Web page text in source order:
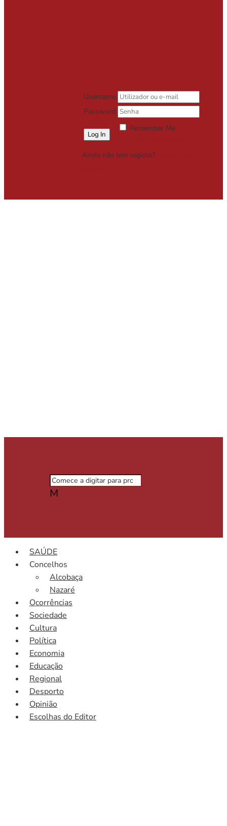
Username
Password
Remember Me
Ainda não tem registo?
M
SAÚDE
Concelhos
Alcobaça
Nazaré
Ocorrências
Sociedade
Cultura
Política
Economia
Educação
Regional
Desporto
Opinião
Escolhas do Editor